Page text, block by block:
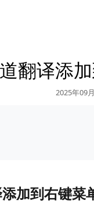
翻译添
2025年09
加到右键菜